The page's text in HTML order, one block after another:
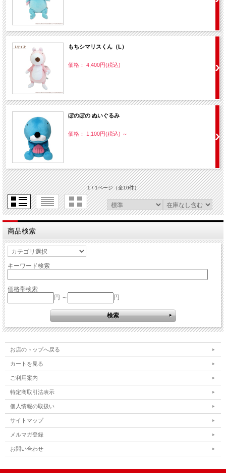
もちシマリスくん（L）
価格： 4,400円(税込)
ぼのぼの ぬいぐるみ
価格： 1,100円(税込) ～
1 / 1ページ（全10件）
商品検索
キーワード検索
価格帯検索
円 ～
円
お店のトップへ戻る
カートを見る
ご利用案内
特定商取引法表示
個人情報の取扱い
サイトマップ
メルマガ登録
お問い合わせ